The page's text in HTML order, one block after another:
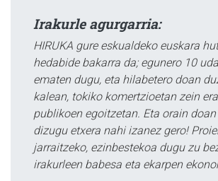
Irakurle agurgarria:
HIRUKA gure eskualdeko euskara
hedabide bakarra da; egunero 10
ematen dugu, eta hilabetero doan
kalean, tokiko komertzioetan zein
publikoen egoitzetan. Eta orain
dizugu etxera nahi izanez gero!
jarraitzeko, ezinbestekoa dugu zu
irakurleen babesa eta ekarpen